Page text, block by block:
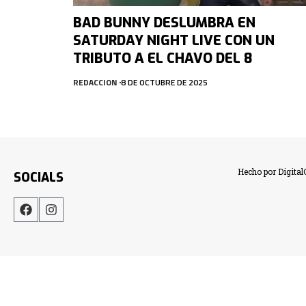
BAD BUNNY DESLUMBRA EN
SATURDAY NIGHT LIVE CON UN
TRIBUTO A EL CHAVO DEL 8
REDACCION 8 DE OCTUBRE DE 2025
SOCIALS Hecho por